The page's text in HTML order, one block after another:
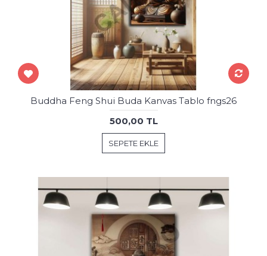
Buddha Feng Shui Buda Kanvas Tablo fngs26
500,00 TL
SEPETE EKLE